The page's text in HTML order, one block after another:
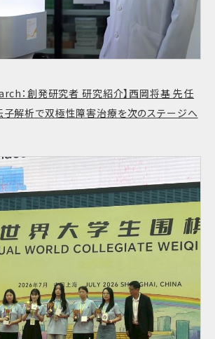
：創発研究者 研究紹介】西岡将基 先任
子解析で双極性障害治療を次のステージへ